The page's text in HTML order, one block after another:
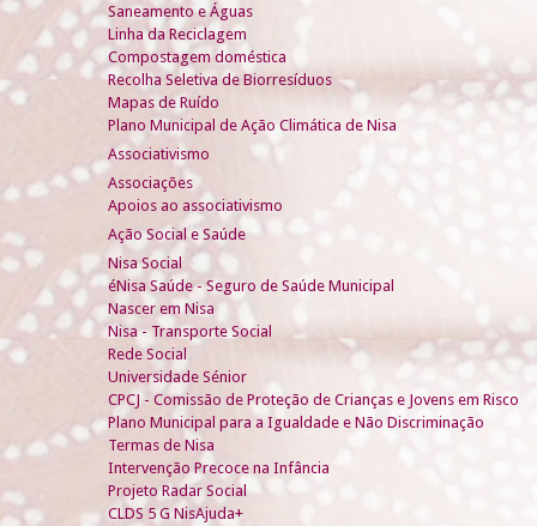
Saneamento e Águas
Linha da Reciclagem
Compostagem doméstica
Recolha Seletiva de Biorresíduos
Mapas de Ruído
Plano Municipal de Ação Climática de Nisa
Associativismo
Associações
Apoios ao associativismo
Ação Social e Saúde
Nisa Social
éNisa Saúde - Seguro de Saúde Municipal
Nascer em Nisa
Nisa - Transporte Social
Rede Social
Universidade Sénior
CPCJ - Comissão de Proteção de Crianças e Jovens em Risco
Plano Municipal para a Igualdade e Não Discriminação
Termas de Nisa
Intervenção Precoce na Infância
Projeto Radar Social
CLDS 5 G NisAjuda+